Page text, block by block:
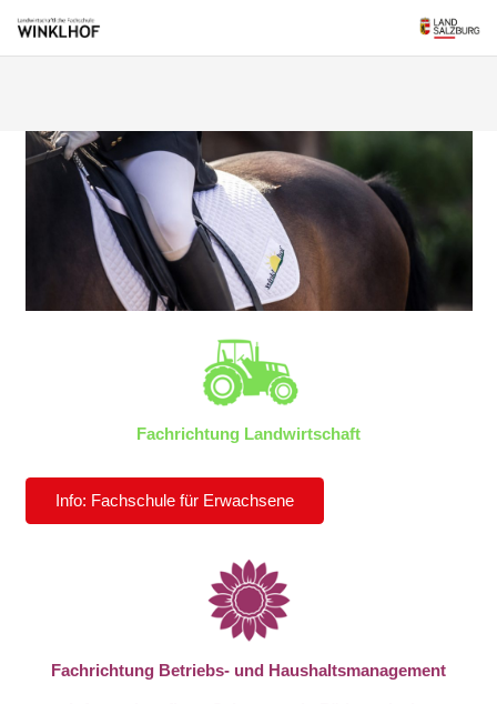
Fachrichtung Landwirtschaft
Info: Fachschule für Erwachsene
Fachrichtung Betriebs- und Haushaltsmanagement